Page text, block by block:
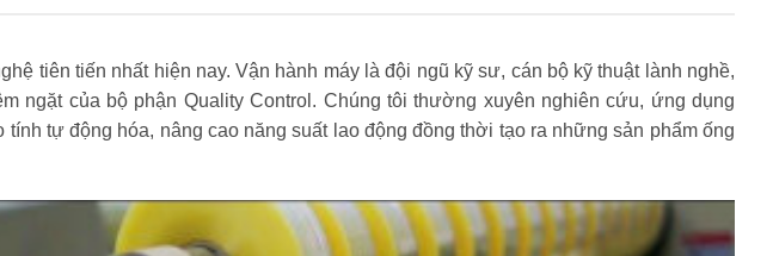
tiên tiến nhất hiện nay. Vận hành máy là đội ngũ kỹ sư, cán bộ kỹ thuật lành nghề,
ngặt của bộ phận Quality Control. Chúng tôi thường xuyên nghiên cứu, ứng dụng
tự động hóa, nâng cao năng suất lao động đồng thời tạo ra những sản phẩm ống